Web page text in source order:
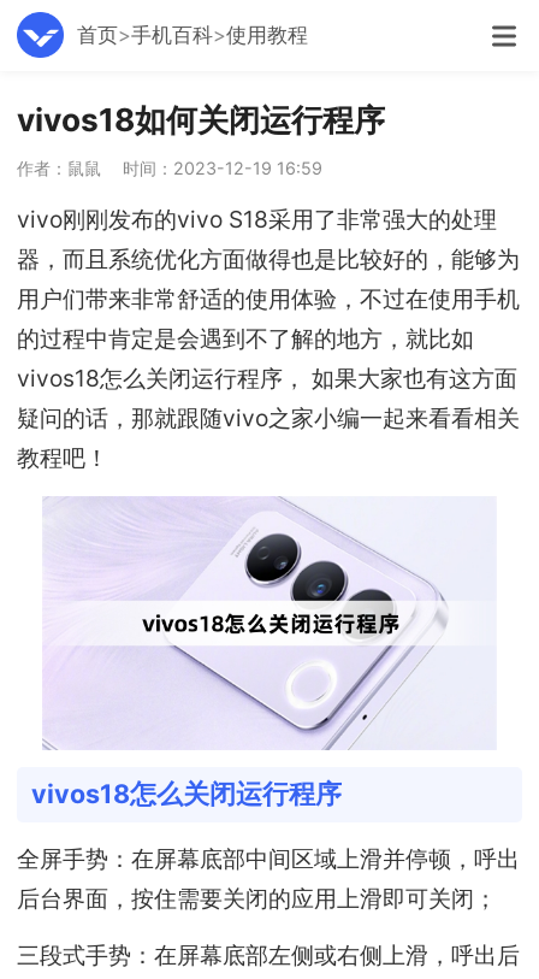
首页 手机百科 使用教程
vivos18如何关闭运行程序
作者：鼠鼠 时间：2023-12-19 16:59
vivo刚刚发布的vivo S18采用了非常强大的处理
器，而且系统优化方面做得也是比较好的，能够为
用户们带来非常舒适的使用体验，不过在使用手机
的过程中肯定是会遇到不了解的地方，就比如
vivos18怎么关闭运行程序， 如果大家也有这方面
疑问的话，那就跟随vivo之家小编一起来看看相关
教程吧！
vivos18怎么关闭运行程序
全屏手势：在屏幕底部中间区域上滑并停顿，呼出
后台界面，按住需要关闭的应用上滑即可关闭；
三段式手势：在屏幕底部左侧或右侧上滑，呼出后